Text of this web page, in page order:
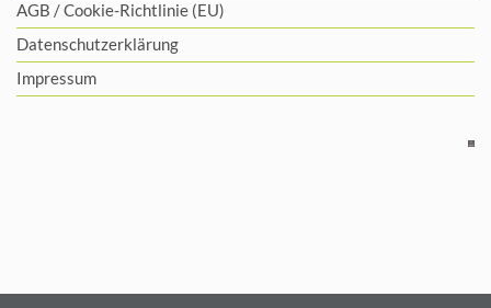
AGB /Cookie-Richtlinie (EU)
Datenschutzerklärung
Impressum